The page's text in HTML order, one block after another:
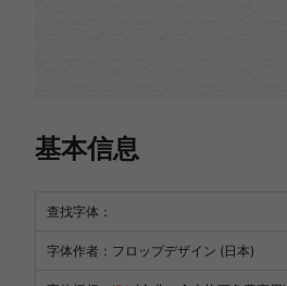
基本信息
查找字体：
字体作者：フロップデザイン (日本)